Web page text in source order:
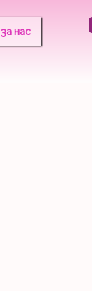
за нас